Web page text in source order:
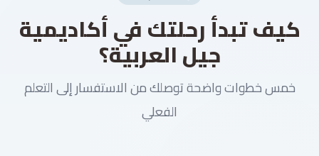
كيف تبدأ رحلتك في أكاديمية
جيل العربية؟
خمس خطوات واضحة توصلك من الاستفسار إلى التعلم
الفعلي